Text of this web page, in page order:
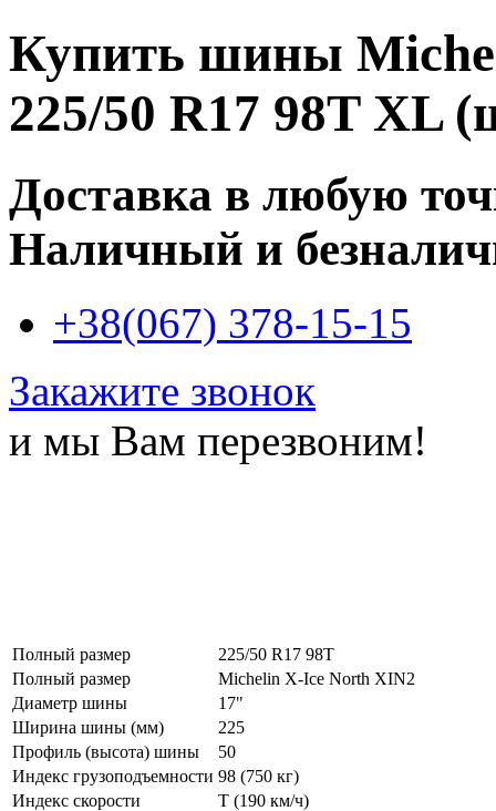
Купить шины
225/50 R17 98T XL
Доставка в любую
Наличный и
+38(067) 378-15-15
Закажите звонок
и мы Вам перезвоним!
Полный размер
225/50 R17 98T
Полный размер
Michelin X-Ice North XIN2
Диаметр шины
17"
Ширина шины (мм)
225
Профиль (высота) шины
50
Индекс грузоподъемности 98 (750 кг)
Индекс скорости
T (190 км/ч)